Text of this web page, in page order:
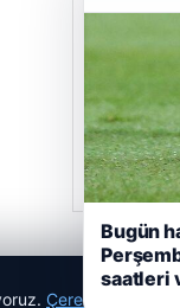
Cengiz
23/06/2026
Çerez Politikamız
Bugün
saatleri